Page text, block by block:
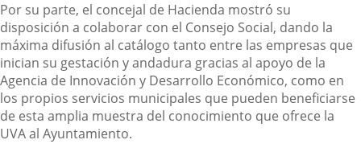
Por su parte, el concejal de Hacienda mostró su
disposición a colaborar con el Consejo Social, dando la
máxima difusión al catálogo tanto entre las empresas que
inician su gestación y andadura gracias al apoyo de la
Agencia de Innovación y Desarrollo Económico, como en
los propios servicios municipales que pueden beneficiarse
de esta amplia muestra del conocimiento que ofrece la
UVA al Ayuntamiento.